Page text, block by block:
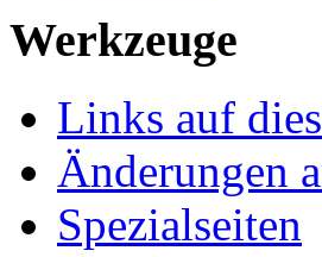
Werkzeuge
Links auf
Änderungen
Spezialseiten